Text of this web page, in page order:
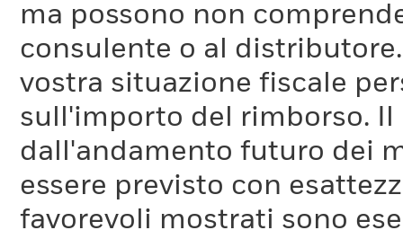
ma possono non
consulente o al
vostra situazione fiscale
sull'importo del rimborso.
dall'andamento futuro dei
essere previsto con
favorevoli mostrati sono